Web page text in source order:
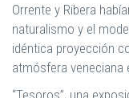
Orrente y Ribera
naturalismo y el
idéntica proyección
atmósfera veneciana
“Tesoros”, una